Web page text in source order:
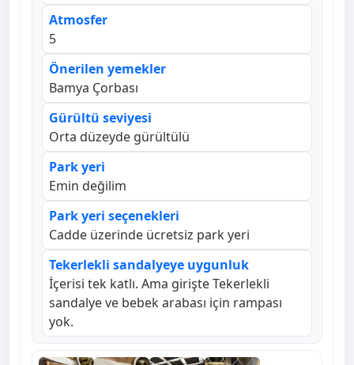
Atmosfer
5
Önerilen yemekler
Bamya Çorbası
Gürültü seviyesi
Orta düzeyde gürültülü
Park yeri
Emin değilim
Park yeri seçenekleri
Cadde üzerinde ücretsiz park yeri
Tekerlekli sandalyeye uygunluk
İçerisi tek katlı. Ama girişte Tekerlekli
sandalye ve bebek arabası için rampası
yok.